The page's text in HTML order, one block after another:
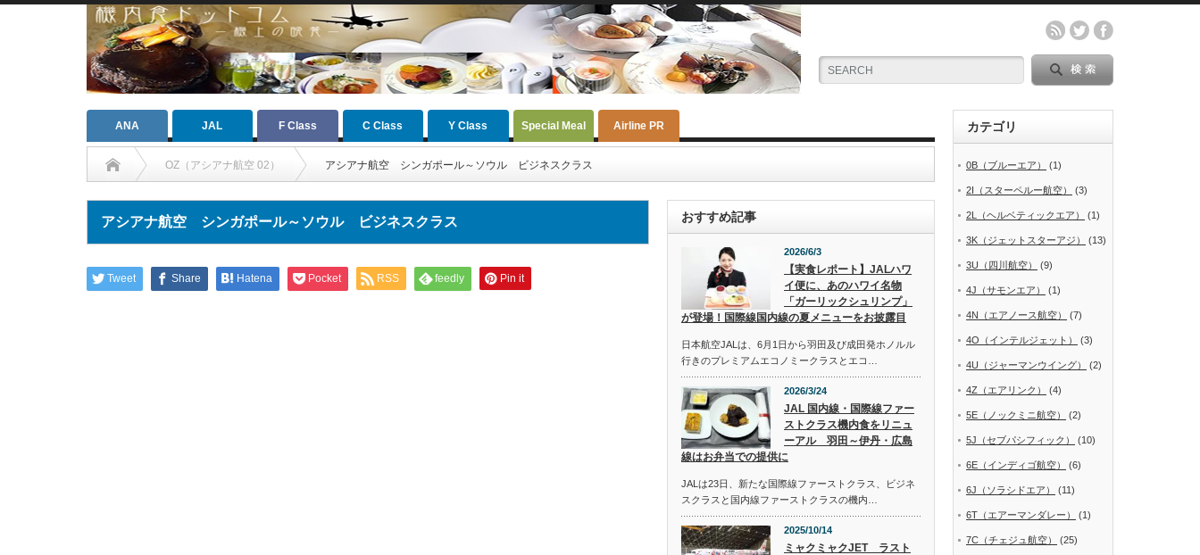
ANA JAL F Class C Class Y Class Special Meal Airline PR
OZ（アシアナ航空 02） アシアナ航空 シンガポール～ソウル ビジネスクラス
アシアナ航空 シンガポール～ソウル ビジネスクラス
Tweet Share Hatena Pocket RSS feedly Pin it
おすすめ記事
2026/6/3
【実食レポート】JALハワ
イ便に、あのハワイ名物
「ガーリックシュリンプ」
が登場！国際線国内線の夏メニューをお披露目
日本航空JALは、6月1日から羽田及び成田発ホノルル
行きのプレミアムエコノミークラスとエコ…
2026/3/24
JAL 国内線・国際線ファー
ストクラス機内食をリニュ
ーアル 羽田～伊丹・広島
線はお弁当での提供に
JALは23日、新たな国際線ファーストクラス、ビジネ
スクラスと国内線ファーストクラスの機内…
2025/10/14
ミャクミャクJET ラスト
カテゴリ
0B（ブルーエア） (1)
2I（スターペルー航空） (3)
2L（ヘルベティックエア） (1)
3K（ジェットスターアジ） (13)
3U（四川航空） (9)
4J（サモンエア） (1)
4N（エアノース航空） (7)
4O（インテルジェット） (3)
4U（ジャーマンウイング） (2)
4Z（エアリンク） (4)
5E（ノックミニ航空） (2)
5J（セブパシフィック） (10)
6E（インディゴ航空） (6)
6J（ソラシドエア） (11)
6T（エアーマンダレー） (1)
7C（チェジュ航空） (25)